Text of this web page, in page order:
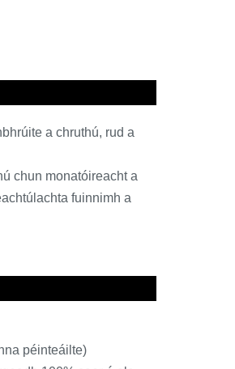
a chruthú, rud a
chun monatóireacht a
fuinnimh a
péinteáilte)